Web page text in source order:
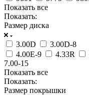
Показать все
Показать:
Размер диска
3.00D
3.00D-8
4.00E-9
4.33R
7.00-15
Показать все
Показать:
Размер покрышки